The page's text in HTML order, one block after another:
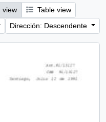
view
Table view
Dirección: Descendente